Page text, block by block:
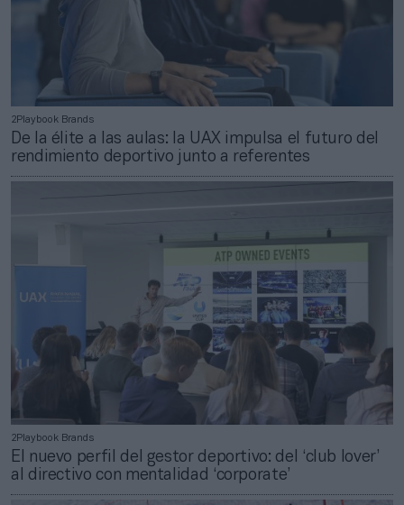
2Playbook Brands
De la élite a las aulas: la UAX impulsa el futuro del
rendimiento deportivo junto a referentes
2Playbook Brands
El nuevo perfil del gestor deportivo: del ‘club lover’
al directivo con mentalidad ‘corporate’